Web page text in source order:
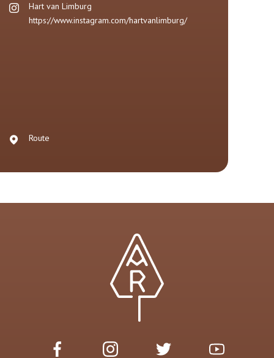
Hart van Limburg
https://www.instagram.com/hartvanlimburg/
Route